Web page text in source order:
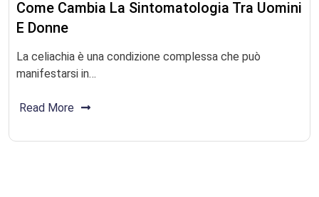
Come Cambia La Sintomatologia Tra Uomini
E Donne
La celiachia è una condizione complessa che può
manifestarsi in…
Read More